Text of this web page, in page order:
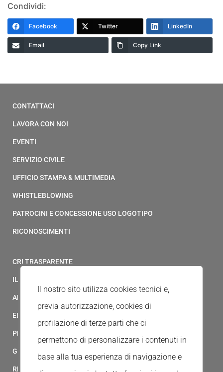
Condividi:
Facebook Twitter LinkedIn
Email Copy Link
CONTATTACI
LAVORA CON NOI
EVENTI
SERVIZIO CIVILE
UFFICIO STAMPA & MULTIMEDIA
WHISTLEBLOWING
PATROCINI E CONCESSIONE USO LOGOTIPO
RICONOSCIMENTI
CRI TRASPARENTE
IL MODELLO 231 DELLA CROCE ROSSA ITALIANA
ALBO FORNITORI
ELENCO AVVOCATI
PRIVACY
GESTIONALE GAIA
RED CLOUD
Il nostro sito utilizza cookies tecnici e,
previa autorizzazione, cookies di
profilazione di terze parti che ci
permettono di personalizzare i contenuti in
base alla tua esperienza di navigazione e